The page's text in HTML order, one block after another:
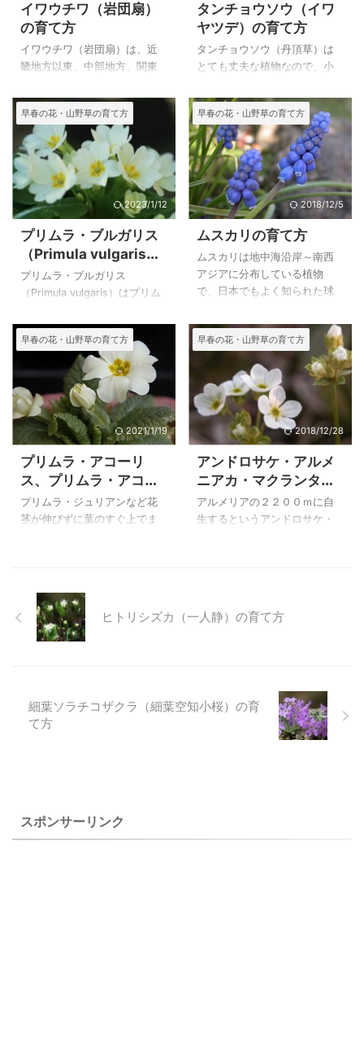
イワウチワ（岩団扇）
の育て方
イワウチワ（岩団扇）は、近
畿地方以東、中部地方、関東
に分布し、低山帯上部から亜
高山の湿りのある樹林内に生
えています。 他の山野草に比
べて見かけることの多い花で
すが、育てるのはそれほど簡
単ではありませんが、慣れれ
ば何とか育てることののでき
る花です。 湿りのある樹林内
に自生している植物を育てる
のに、関東地方の住宅地で一
番苦労するのは、真夏の空中
湿度をいかに下げられるかで
扇）は、自宅で２００５年４
月３日に撮影したものです。
イワウチワ（岩団扇）の特徴
と育て方 ...
タンチョウソウ（イワ
ヤツデ）の育て方
タンチョウソウ（丹頂草）は
とても丈夫な植物なので、小
に育てたり、石付けにしたり
と利用範囲の多い植物です。
下の写真は庭石にケトで苗を
つけたものですが、小さく育
ってつやのある八つ手の形の
葉が春の庭に風情を出してく
れています。 小さな鉢に植え
て小型に育てたものも、山野
草展などで見ることもありま
すが、園芸品種として小型の
ものも出回っているようで
す。 上のタンチョウソウ（丹
４月１４日に撮影したもので
す。 タンチョウソウ（丹頂
草）の特徴と育て方 タンチョ
ウソウ（丹 ...
早春の花・山野草の育て方
2023/1/12
プリムラ・ブルガリス
（Primula vulgaris）
の育て方
プリムラ・ブルガリス
（Primula vulgaris）はプリム
後に種を播いたので、花が咲
いた時にあまりに似ていたの
で戸惑いました。 プリムラ・
アコーリスはプリムラ・ブル
ガリスから発達した品種のよ
うで、交配親としてたくさん
の園芸品種になって、かなり
前から普及しています。 プリ
ムラジュリアンとして春の公
園や園芸店で見ることがで
き、色は限りがないというく
らい出ているようです。 上の
早春の花・山野草の育て方
2018/12/5
ムスカリの育て方
ムスカリは地中海沿岸～南西
アジアに分布している植物
で、日本でもよく知られた球
ます。 植物の栽培をしたこと
のない人でも、秋に球根を購
入して植えておけば、来春に
は花が見られるので、初めて
花を植える方にも失敗がない
花と言えます。 園芸品種を植
えた庭にも、山野草の庭にも
マッチする花で、最小限度の
手入れで、ブルーの素敵な花
を長いこと楽しんでいます。
上のムスカリは、自宅で２０
１７年４月１３日に撮影した
早春の花・山野草の育て方
2021/1/19
プリムラ・アコーリ
ス、プリムラ・アコー
リス‘ブルージーンズ’
の育て方
プリムラ・ジュリアンなど花
茎が伸びずに葉のすぐ上でま
しく育てます。 プリムラ・ア
コーリスは高山性のプリム
ラ・ブルガリスから発達した
るい屋根下で管理します。 プ
リムラ・アコーリスは育てや
は１０年以上育 ...
早春の花・山野草の育て方
2018/12/28
アンドロサケ・アルメ
ニアカ・マクランタ
（Androsace
armeniaca var.
アルメリアの２２００ｍに自
生するというアンドロサケ・
な方で、花径も１㎝、花茎１
のではないかと思っていまし
たが、越年草であったことを
知りました。種が出来なかっ
たので仕方がない事のようで
ヒトリシズカ（一人静）の育て方
細葉ソラチコザクラ（細葉空知小桜）の育
て方
スポンサーリンク